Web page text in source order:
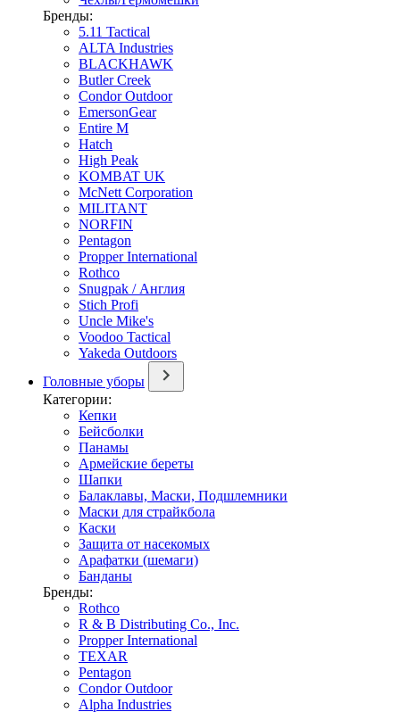
Бренды:
5.11 Tactical
ALTA Industries
BLACKHAWK
Butler Creek
Condor Outdoor
EmersonGear
Entire M
Hatch
High Peak
KOMBAT UK
McNett Corporation
MILITANT
NORFIN
Pentagon
Propper International
Rothco
Snugpak / Англия
Stich Profi
Uncle Mike's
Voodoo Tactical
Yakeda Outdoors
Головные уборы
Категории:
Кепки
Бейсболки
Панамы
Армейские береты
Шапки
Балаклавы, Маски, Подшлемники
Маски для страйкбола
Каски
Защита от насекомых
Арафатки (шемаги)
Банданы
Бренды:
Rothco
R & B Distributing Co., Inc.
Propper International
TEXAR
Pentagon
Condor Outdoor
Alpha Industries